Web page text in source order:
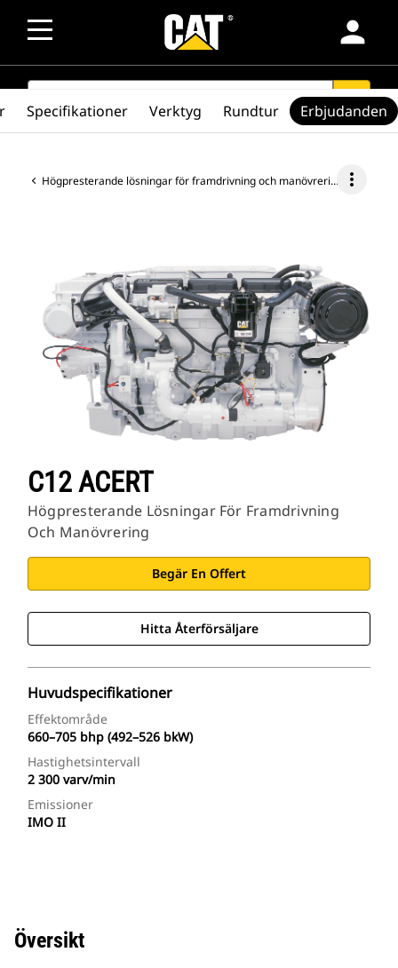
person
SEARCH search
Högpresterande lösningar för framdrivning och manövrering more_vert
C12 ACERT
Högpresterande Lösningar För Framdrivning
Och Manövrering
Begär En Offert
Hitta Återförsäljare
Huvudspecifikationer
Effektområde
660–705 bhp (492–526 bkW)
Hastighetsintervall
2 300 varv/min
Emissioner
IMO II
Specifikationer Verktyg Rundtur Erbjudanden
Översikt